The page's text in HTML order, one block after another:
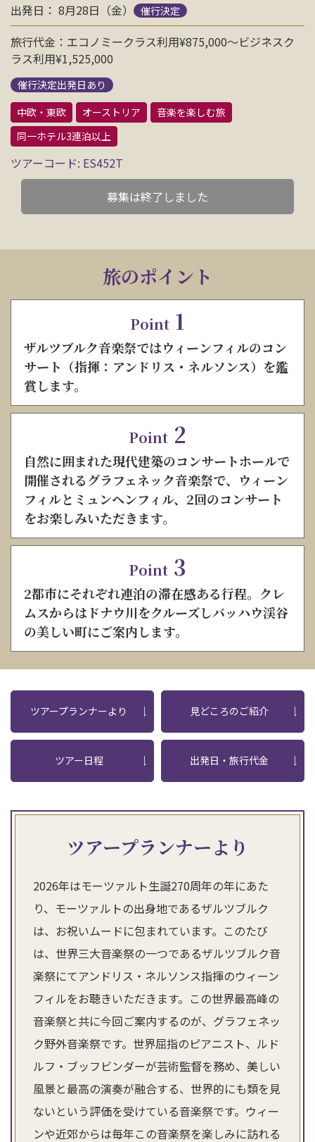
出発日： 8月28日（金）
催行決定
旅行代金：エコノミークラス利用¥875,000〜ビジネスク
ラス利用¥1,525,000
催行決定出発日あり
中欧・東欧
オーストリア
音楽を楽しむ旅
同一ホテル3連泊以上
ツアーコード: ES452T
募集は終了しました
旅のポイント
Point 1
ザルツブルク音楽祭ではウィーンフィルのコン
サート（指揮：アンドリス・ネルソンス）を鑑
賞します。
Point 2
自然に囲まれた現代建築のコンサートホールで
開催されるグラフェネック音楽祭で、ウィーン
フィルとミュンヘンフィル、2回のコンサート
をお楽しみいただきます。
Point 3
2都市にそれぞれ連泊の滞在感ある行程。クレ
ムスからはドナウ川をクルーズしバッハウ渓谷
の美しい町にご案内します。
ツアープランナーより 見どころのご紹介
ツアー日程 出発日・旅行代金
ツアープランナーより
2026年はモーツァルト生誕270周年の年にあた
り、モーツァルトの出身地であるザルツブルク
は、お祝いムードに包まれています。このたび
は、世界三大音楽祭の一つであるザルツブルク音
楽祭にてアンドリス・ネルソンス指揮のウィーン
フィルをお聴きいただきます。この世界最高峰の
音楽祭と共に今回ご案内するのが、グラフェネッ
ク野外音楽祭です。世界屈指のピアニスト、ルド
ルフ・ブッフビンダーが芸術監督を務め、美しい
風景と最高の演奏が融合する、世界的にも類を見
ないという評価を受けている音楽祭です。ウィー
ンや近郊からは毎年この音楽祭を楽しみに訪れる